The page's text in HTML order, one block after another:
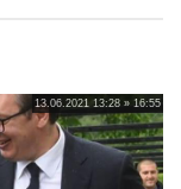
13.06.2021 13:28 » 16:55